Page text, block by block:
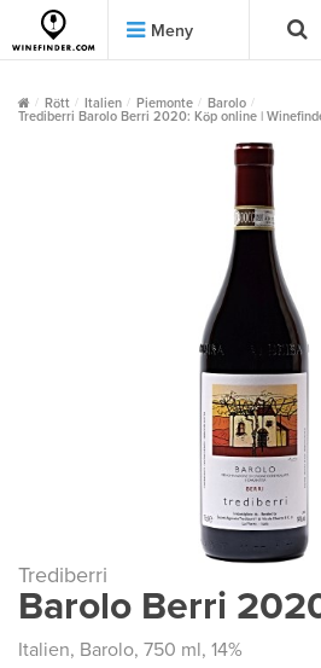
Meny
Rött Italien Piemonte
Barolo
Trediberri Barolo Berri 2020: Köp online |
Trediberri
Barolo Berri
Italien, Barolo, 750 ml, 14%